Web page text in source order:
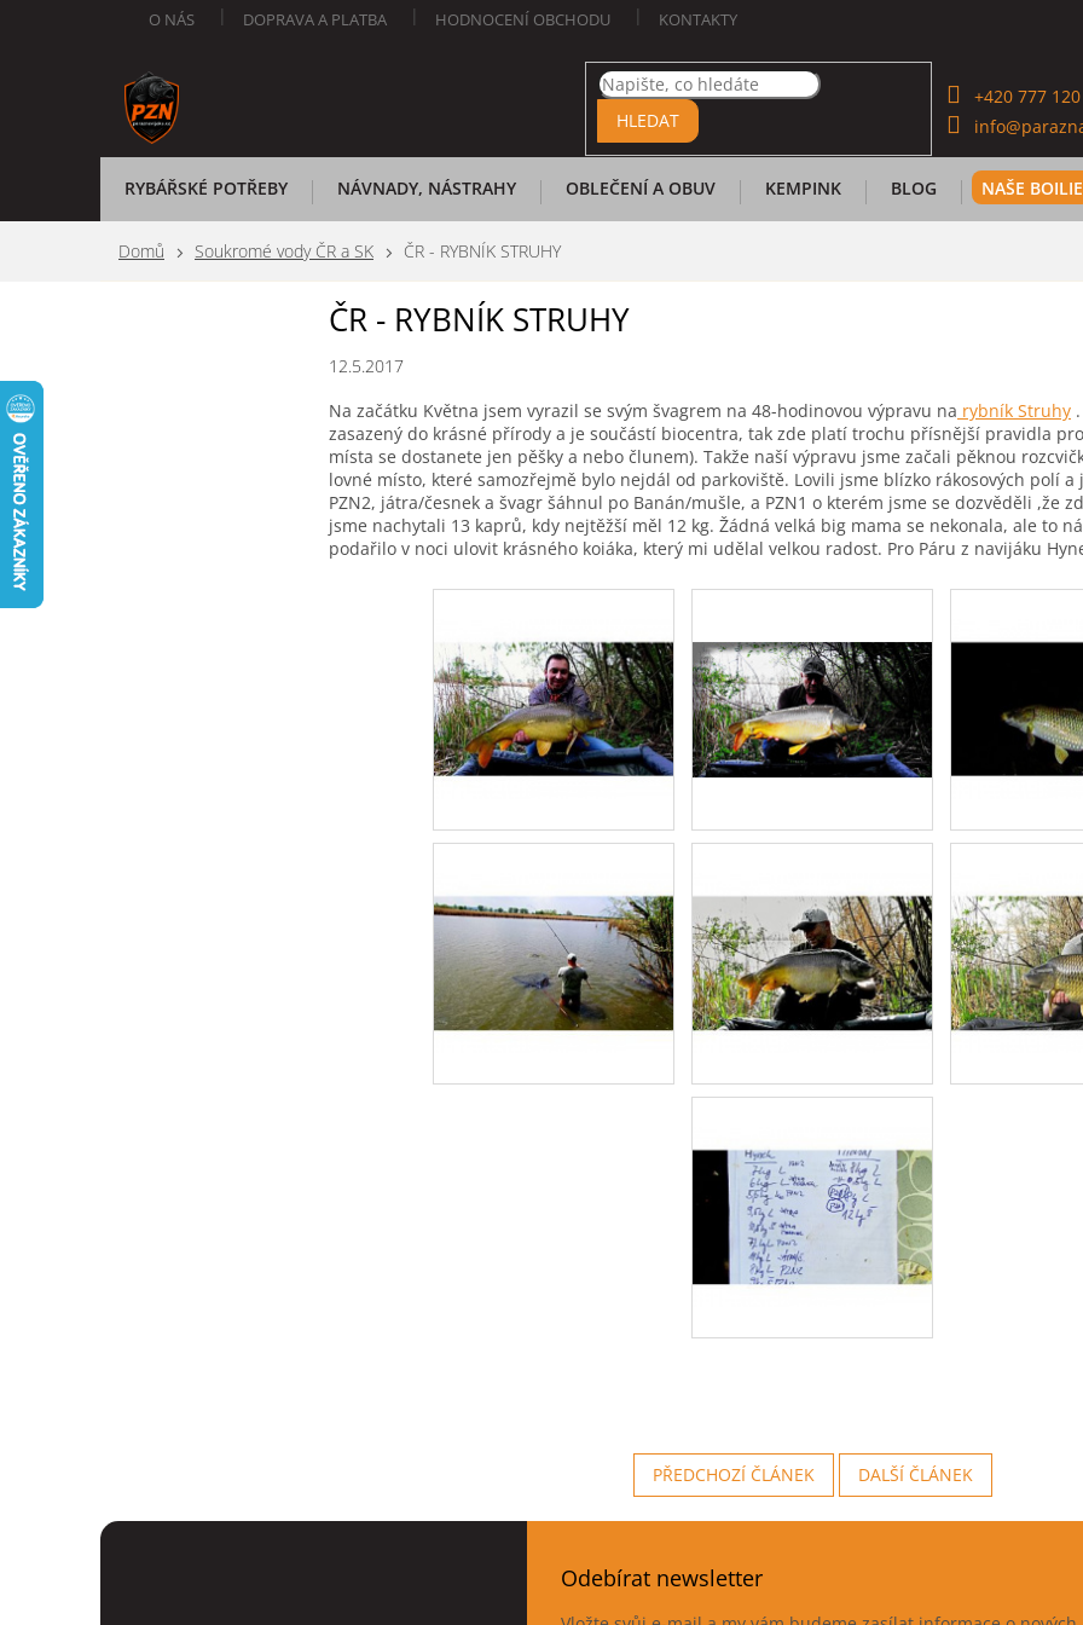
O NÁS DOPRAVA A PLATBA HODNOCENÍ OBCHODU KONTAKTY
HLEDAT
+420 777
RYBÁŘSKÉ POTŘEBY NÁVNADY, NÁSTRAHY OBLEČENÍ A OBUV KEMPINK BLOG NAŠE
Domů Soukromé vody ČR a SK ČR - RYBNÍK STRUHY
ČR - RYBNÍK STRUHY
12.5.2017
Na začátku Května jsem vyrazil se svým švagrem na 48-hodinovou výpravu na rybník Struhy
zasazený do krásné přírody a je součástí biocentra, tak zde platí trochu přísnější pravidla
místa se dostanete jen pěšky a nebo člunem). Takže naší výpravu jsme začali pěknou
lovné místo, které samozřejmě bylo nejdál od parkoviště. Lovili jsme blízko rákosových polí
PZN2, játra/česnek a švagr šáhnul po Banán/mušle, a PZN1 o kterém jsme se dozvěděli ,že
jsme nachytali 13 kaprů, kdy nejtěžší měl 12 kg. Žádná velká big mama se nekonala, ale to
podařilo v noci ulovit krásného koiáka, který mi udělal velkou radost. Pro Páru z navijáku
PŘEDCHOZÍ ČLÁNEK DALŠÍ ČLÁNEK
Odebírat newsletter